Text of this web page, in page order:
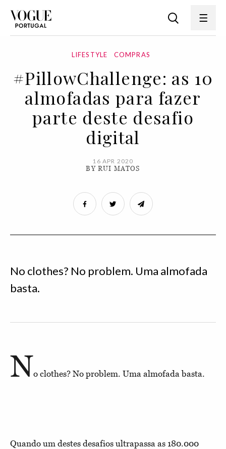
LIFESTYLE COMPRAS
#PillowChallenge: as 10
almofadas para fazer
parte deste desafio
digital
16 APR 2020
BY RUI MATOS
No clothes? No problem. Uma almofada
basta.
No clothes? No problem. Uma almofada basta.
Quando um destes desafios ultrapassa as 180.000